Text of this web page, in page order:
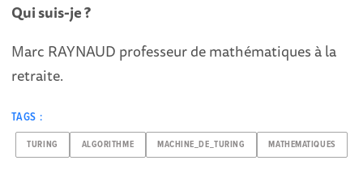
Qui suis-je ?
Marc RAYNAUD professeur de mathématiques à la
retraite.
TAGS :
TURING ALGORITHME MACHINE_DE_TURING MATHEMATIQUES